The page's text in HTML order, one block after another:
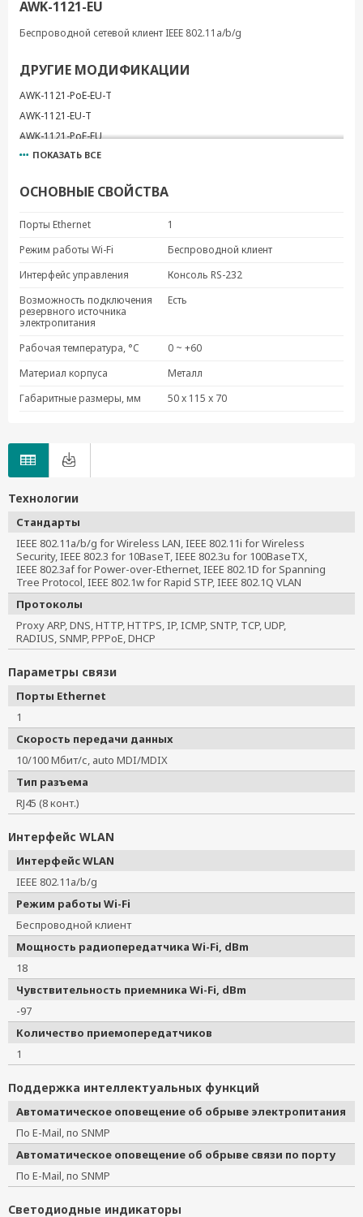
AWK-1121-EU
Беспроводной сетевой клиент IEEE 802.11a/b/g
ДРУГИЕ МОДИФИКАЦИИ
AWK-1121-PoE-EU-T
AWK-1121-EU-T
AWK-1121-PoE-EU
ПОКАЗАТЬ ВСЕ
ОСНОВНЫЕ СВОЙСТВА
Порты Ethernet
1
Режим работы Wi-Fi
Беспроводной клиент
Интерфейс управления
Консоль RS-232
Возможность подключения
резервного источника
электропитания
Есть
Рабочая температура, °C
0 ~ +60
Материал корпуса
Металл
Габаритные размеры, мм
50 x 115 x 70
Технологии
Стандарты
IEEE 802.11a/b/g for Wireless LAN, IEEE 802.11i for Wireless
Security, IEEE 802.3 for 10BaseT, IEEE 802.3u for 100BaseTX,
IEEE 802.3af for Power-over-Ethernet, IEEE 802.1D for Spanning
Tree Protocol, IEEE 802.1w for Rapid STP, IEEE 802.1Q VLAN
Протоколы
Proxy ARP, DNS, HTTP, HTTPS, IP, ICMP, SNTP, TCP, UDP,
RADIUS, SNMP, PPPoE, DHCP
Параметры связи
Порты Ethernet
1
Скорость передачи данных
10/100 Мбит/с, auto MDI/MDIX
Тип разъема
RJ45 (8 конт.)
Интерфейс WLAN
Интерфейс WLAN
IEEE 802.11a/b/g
Режим работы Wi-Fi
Беспроводной клиент
Мощность радиопередатчика Wi-Fi, dBm
18
Чувствительность приемника Wi-Fi, dBm
-97
Количество приемопередатчиков
1
Поддержка интеллектуальных функций
Автоматическое оповещение об обрыве электропитания
По E-Mail, по SNMP
Автоматическое оповещение об обрыве связи по порту
По E-Mail, по SNMP
Светодиодные индикаторы